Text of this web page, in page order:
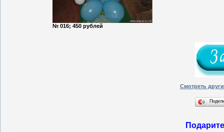
№ 016; 450 рублей
Смотреть